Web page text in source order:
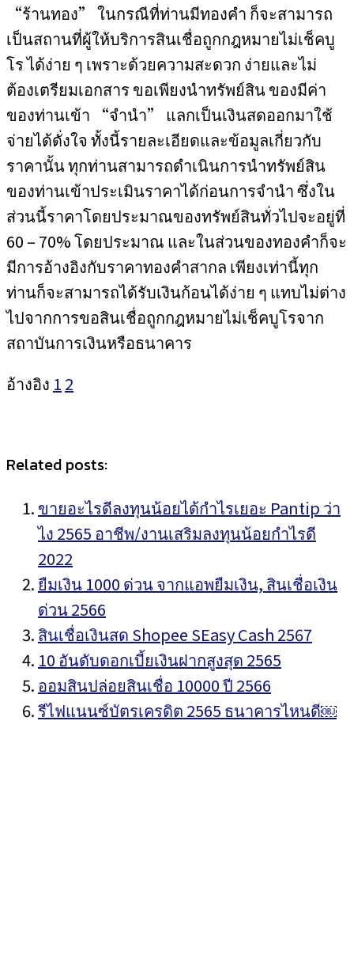
“ร้านทอง” ในกรณีที่ท่านมีทองคำ ก็จะสามารถ
เป็นสถานที่ผู้ให้บริการสินเชื่อถูกกฎหมายไม่เช็คบู
โร ได้ง่าย ๆ เพราะด้วยความสะดวก ง่ายและไม่
ต้องเตรียมเอกสาร ขอเพียงนำทรัพย์สิน ของมีค่า
ของท่านเข้า “จำนำ” แลกเป็นเงินสดออกมาใช้
จ่ายได้ดั่งใจ ทั้งนี้รายละเอียดและข้อมูลเกี่ยวกับ
ราคานั้น ทุกท่านสามารถดำเนินการนำทรัพย์สิน
ของท่านเข้าประเมินราคาได้ก่อนการจำนำ ซึ่งใน
ส่วนนี้ราคาโดยประมาณของทรัพย์สินทั่วไปจะอยู่ที่
60 – 70% โดยประมาณ และในส่วนของทองคำก็จะ
มีการอ้างอิงกับราคาทองคำสากล เพียงเท่านี้ทุก
ท่านก็จะสามารถได้รับเงินก้อนได้ง่าย ๆ แทบไม่ต่าง
ไปจากการขอสินเชื่อถูกกฎหมายไม่เช็คบูโรจาก
สถาบันการเงินหรือธนาคาร
อ้างอิง 1 2
Related posts:
ขายอะไรดีลงทุนน้อยได้กำไรเยอะ Pantip ว่า
ไง 2565 อาชีพ/งานเสริมลงทุนน้อยกำไรดี
2022
ยืมเงิน 1000 ด่วน จากแอพยืมเงิน, สินเชื่อเงิน
ด่วน 2566
สินเชื่อเงินสด Shopee SEasy Cash 2567
10 อันดับดอกเบี้ยเงินฝากสูงสุด 2565
ออมสินปล่อยสินเชื่อ 10000 ปี 2566
รีไฟแนนซ์บัตรเครดิต 2565 ธนาคารไหนดี￼